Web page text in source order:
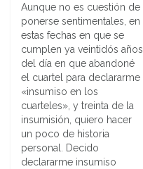
Aunque no es cuestión de
ponerse sentimentales, en
estas fechas en que se
cumplen ya veintidós años
del día en que abandoné
el cuartel para declararme
«insumiso en los
cuarteles», y treinta de la
insumisión, quiero hacer
un poco de historia
personal. Decido
declararme insumiso